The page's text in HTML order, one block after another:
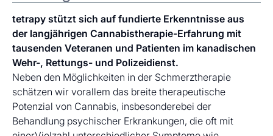
tetrapy stützt sich auf fundierte Erkenntnisse aus
der langjährigen Cannabistherapie-Erfahrung mit
tausenden Veteranen und Patienten im kanadischen
Wehr-, Rettungs- und Polizeidienst.
Neben den Möglichkeiten in der Schmerztherapie
schätzen wir vorallem das breite therapeutische
Potenzial von Cannabis, insbesonderebei der
Behandlung psychischer Erkrankungen, die oft mit